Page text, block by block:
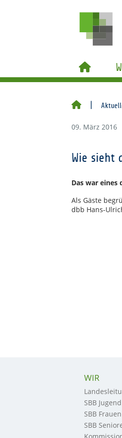
09. März 2016
Wie sieht
Das war eines
Als Gäste
dbb Hans-
WIR
SBB Jugend
SBB Frauen
SBB